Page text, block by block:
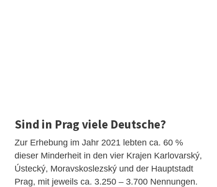
Sind in Prag viele Deutsche?
Zur Erhebung im Jahr 2021 lebten ca. 60 %
dieser Minderheit in den vier Krajen Karlovarský,
Ústecký, Moravskoslezský und der Hauptstadt
Prag, mit jeweils ca. 3.250 – 3.700 Nennungen.